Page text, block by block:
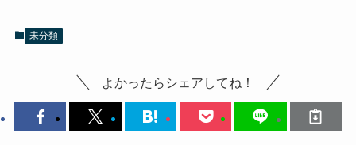
未分類
よかったらシェアしてね！